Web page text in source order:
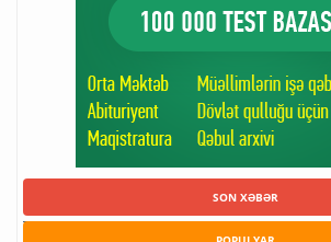
SON XƏBƏR